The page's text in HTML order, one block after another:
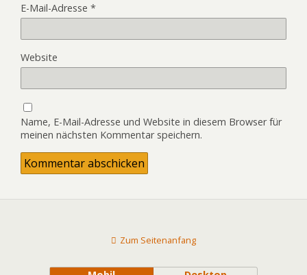
E-Mail-Adresse *
Website
Name, E-Mail-Adresse und Website in diesem Browser für
meinen nächsten Kommentar speichern.
Zum Seitenanfang